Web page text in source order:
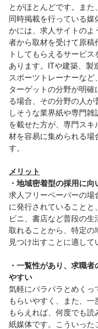
とがほとんどです。また
同時掲載を行っている媒
かには、求人サイトのよ
者から取材を受けて原稿
トしてもらえるサービス
あります。ITや建築、製
スポーツトレーナーなど
ターゲットの分野が明確
る場合、その分野の人が
しそうな業界紙や専門雑
を載せた方が、専門スキ
材を容易に集められる場
す。
メリット
・地域密着型の採用に向
求人フリーペーパーの場
に発行されていることと
ビニ、書店など普段の生
取れることから、特定の
見つけ出すことに適して
・一覧性があり、求職者
やすい
気軽にパラパラとめくっ
もらいやすく、また、一
もらえれば、何度でも読
紙媒体です。こういった